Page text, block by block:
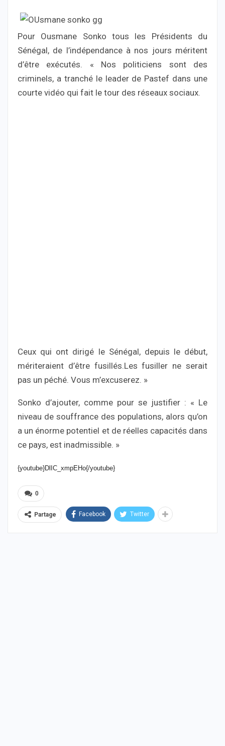
Pour Ousmane Sonko tous les Présidents du
Sénégal, de l’indépendance à nos jours méritent
d’être exécutés. « Nos politiciens sont des
criminels, a tranché le leader de Pastef dans une
courte vidéo qui fait le tour des réseaux sociaux.
Ceux qui ont dirigé le Sénégal, depuis le début,
mériteraient d’être fusillés.Les fusiller ne serait
pas un péché. Vous m’excuserez. »
Sonko d’ajouter, comme pour se justifier : « Le
niveau de souffrance des populations, alors qu’on
a un énorme potentiel et de réelles capacités dans
ce pays, est inadmissible. »
{youtube}DlIC_xmpEHo{/youtube}
0
Partage Facebook Twitter